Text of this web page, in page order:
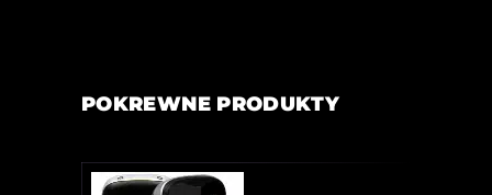
POKREWNE PRODUKTY